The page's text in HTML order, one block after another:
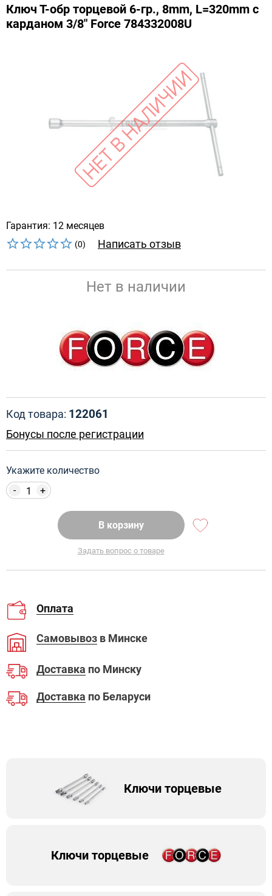
Ключ Т-обр торцевой 6-гр., 8mm, L=320mm с
карданом 3/8" Force 784332008U
Гарантия: 12 месяцев
(0) Написать отзыв
Нет в наличии
Код товара: 122061
Бонусы после регистрации
Укажите количество
+
-
В корзину
Задать вопрос о товаре
Оплата
Самовывоз в Минске
Доставка по Минску
Доставка по Беларуси
Ключи торцевые
Ключи торцевые